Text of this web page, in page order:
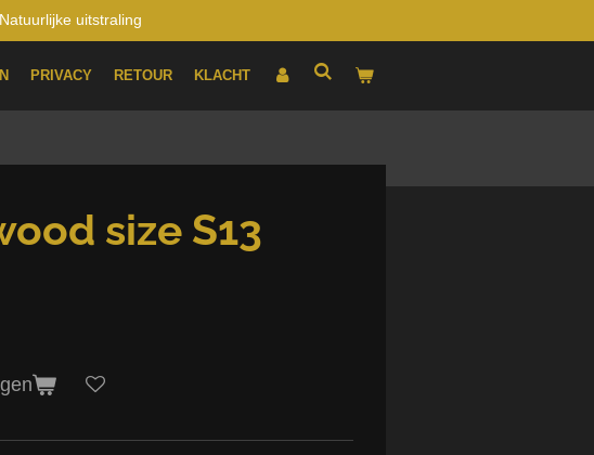
Natuurlijke uitstraling
PRIVACY RETOUR KLACHT
size S13